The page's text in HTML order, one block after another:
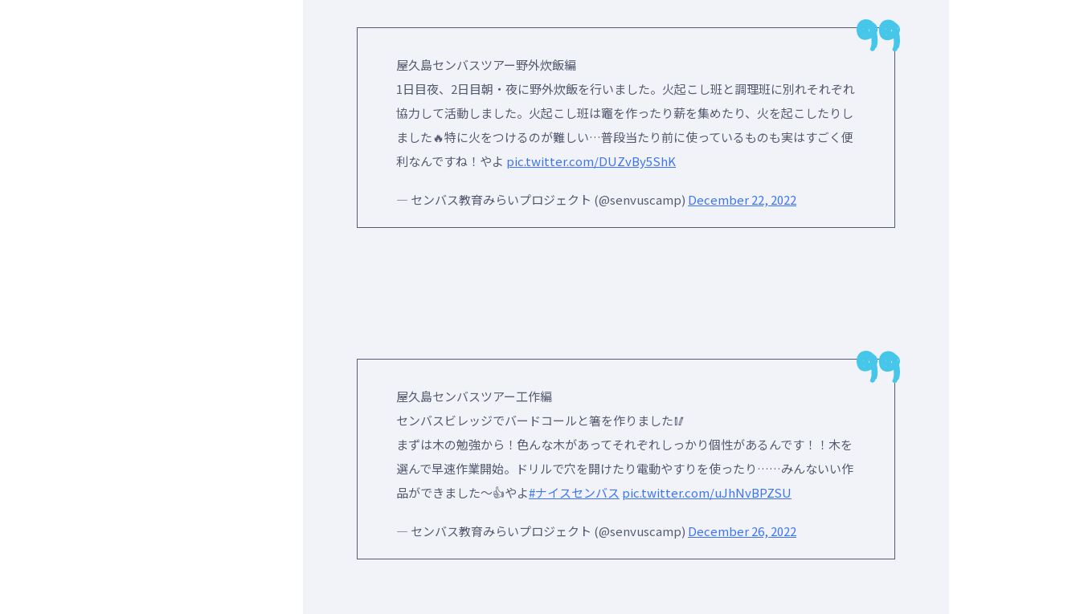
屋久島センバスツアー野外炊飯編
1日目夜、2日目朝・夜に野外炊飯を行いました。火起こし班と調理班に別れそれぞれ
協力して活動しました。火起こし班は竈を作ったり薪を集めたり、火を起こしたりし
ました🔥特に火をつけるのが難しい…普段当たり前に使っているものも実はすごく便
利なんですね！やよ pic.twitter.com/DUZvBy5ShK
— センバス教育みらいプロジェクト (@senvuscamp) December 22, 2022
屋久島センバスツアー工作編
センバスビレッジでバードコールと箸を作りました🥢
まずは木の勉強から！色んな木があってそれぞれしっかり個性があるんです！！木を
選んで早速作業開始。ドリルで穴を開けたり電動やすりを使ったり……みんないい作
品ができました〜👍やよ#ナイスセンバス pic.twitter.com/uJhNvBPZSU
— センバス教育みらいプロジェクト (@senvuscamp) December 26, 2022